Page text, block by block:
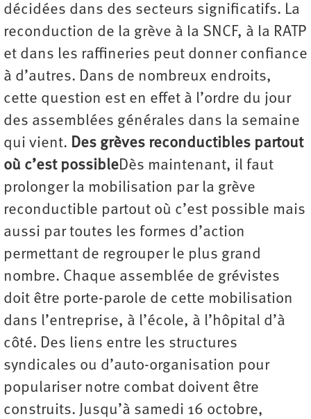
décidées dans des secteurs significatifs. La
reconduction de la grève à la SNCF, à la RATP
et dans les raffineries peut donner confiance
à d’autres. Dans de nombreux endroits,
cette question est en effet à l’ordre du jour
des assemblées générales dans la semaine
qui vient. Des grèves reconductibles partout
où c’est possibleDès maintenant, il faut
prolonger la mobilisation par la grève
reconductible partout où c’est possible mais
aussi par toutes les formes d’action
permettant de regrouper le plus grand
nombre. Chaque assemblée de grévistes
doit être porte-parole de cette mobilisation
dans l’entreprise, à l’école, à l’hôpital d’à
côté. Des liens entre les structures
syndicales ou d’auto-organisation pour
populariser notre combat doivent être
construits. Jusqu’à samedi 16 octobre,